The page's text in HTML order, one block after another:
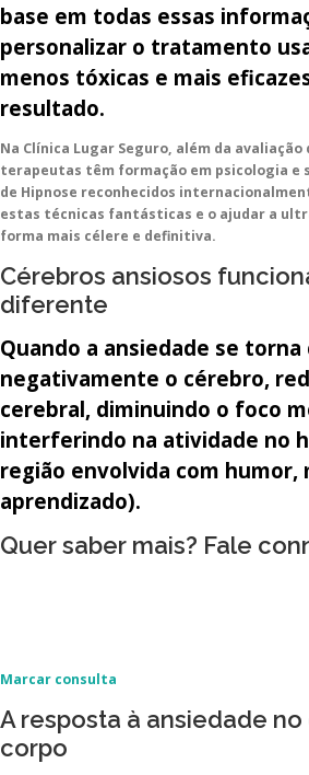
base em todas essas
personalizar o tratamento
menos tóxicas e mais
resultado.
Na Clínica Lugar Seguro, além da
terapeutas têm formação em psicologia e
de Hipnose reconhecidos
estas técnicas fantásticas e o ajudar a
forma mais célere e definitiva.
Cérebros ansiosos
diferente
Quando a ansiedade se
negativamente o cérebro,
cerebral, diminuindo o foco
interferindo na atividade no
região envolvida com humor,
aprendizado).
Quer saber mais? Fale
Marcar consulta
A resposta à ansiedade
corpo